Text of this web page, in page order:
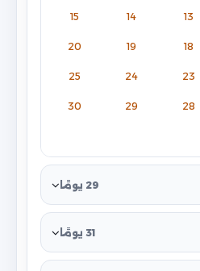
13
14
15
18
19
20
23
24
25
28
29
30
29 يومًا
31 يومًا